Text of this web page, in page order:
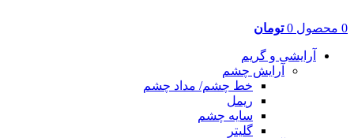
0 محصول 0 تومان
آرایشی و گریم
آرایش چشم
خط چشم/ مداد چشم
ریمل
سایه چشم
گلیتر